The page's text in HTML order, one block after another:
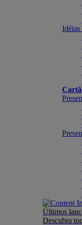
Idéias
Últimos
Descubra